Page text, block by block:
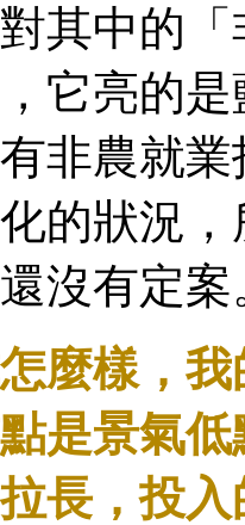
其中的
它亮的
非農就
的狀況
沒有定案
麼樣，
是景氣
長，投